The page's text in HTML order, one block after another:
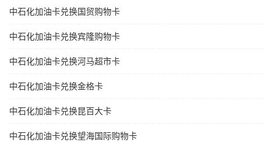
中石化加油卡兑换国贸购物卡
中石化加油卡兑换宾隆购物卡
中石化加油卡兑换河马超市卡
中石化加油卡兑换金格卡
中石化加油卡兑换昆百大卡
中石化加油卡兑换望海国际购物卡